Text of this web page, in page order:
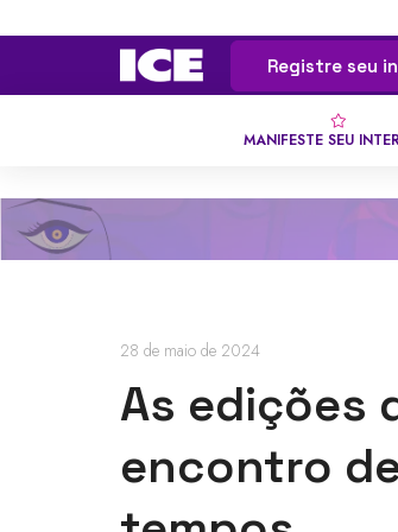
Registre seu
MANIFESTE SEU
28 de maio de 2024
As edições
encontro